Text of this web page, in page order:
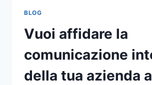
BLOG
Vuoi affidare la
comunicazione
della tua azienda